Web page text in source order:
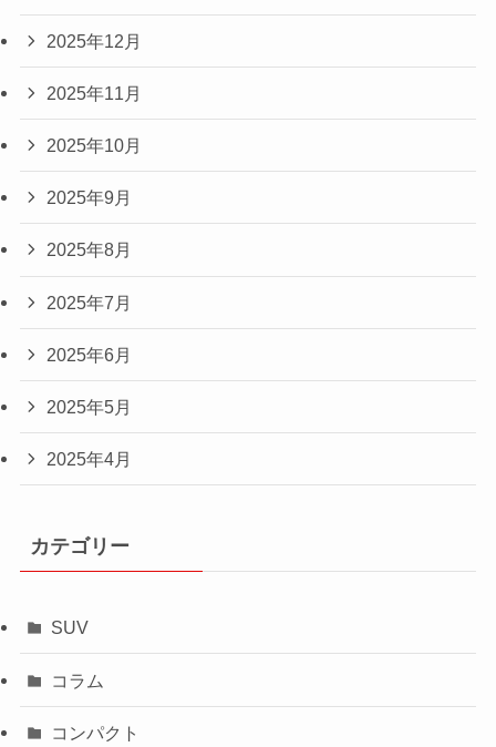
2025年12月
2025年11月
2025年10月
2025年9月
2025年8月
2025年7月
2025年6月
2025年5月
2025年4月
カテゴリー
SUV
コラム
コンパクト